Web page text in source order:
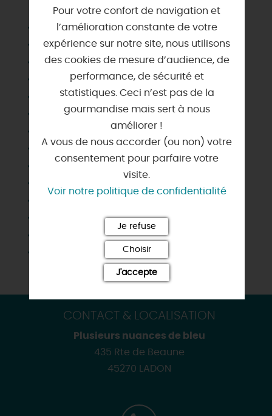
Animaux acceptés
Chauffage
Congélateur
Draps et linges compris
Jardin commun
Lave linge privatif
Matériel enfant
Salle d'eau privée
CONTACT & LOCALISATION
Plusieurs nuances de bleu
435 Rte de Beaune
45270 LADON
Pour votre confort de navigation et
l’amélioration constante de votre
expérience sur notre site, nous utilisons
des cookies de mesure d’audience, de
performance, de sécurité et
statistiques. Ceci n’est pas de la
gourmandise mais sert à nous
améliorer !
A vous de nous accorder (ou non) votre
consentement pour parfaire votre
visite.
Voir notre politique de confidentialité
Je refuse
Choisir
J'accepte